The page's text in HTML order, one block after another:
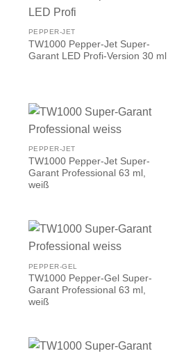
PEPPER-JET
TW1000 Pepper-Jet Super-
Garant LED Profi-Version 30 ml
PEPPER-JET
TW1000 Pepper-Jet Super-
Garant Professional 63 ml,
weiß
PEPPER-GEL
TW1000 Pepper-Gel Super-
Garant Professional 63 ml,
weiß